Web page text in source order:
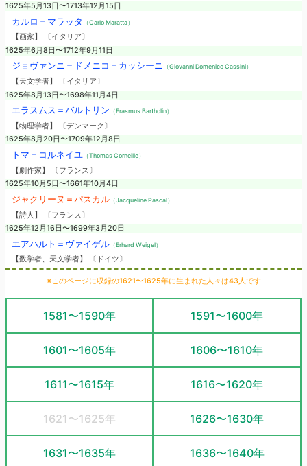
1625年5月13日〜1713年12月15日
カルロ＝マラッタ （Carlo Maratta）
【画家】 〔イタリア〕
1625年6月8日〜1712年9月11日
ジョヴァンニ＝ドメニコ＝カッシーニ （Giovanni Domenico Cassini）
【天文学者】 〔イタリア〕
1625年8月13日〜1698年11月4日
エラスムス＝バルトリン （Erasmus Bartholin）
【物理学者】 〔デンマーク〕
1625年8月20日〜1709年12月8日
トマ＝コルネイユ （Thomas Corneille）
【劇作家】 〔フランス〕
1625年10月5日〜1661年10月4日
ジャクリーヌ＝パスカル（Jacqueline Pascal）
【詩人】 〔フランス〕
1625年12月16日〜1699年3月20日
エアハルト＝ヴァイゲル（Erhard Weigel）
【数学者、天文学者】 〔ドイツ〕
※このページに収録の1621〜1625年に生まれた人々は43人です
1581〜1590年 1591〜1600年
1601〜1605年 1606〜1610年
1611〜1615年 1616〜1620年
1621〜1625年 1626〜1630年
1631〜1635年 1636〜1640年